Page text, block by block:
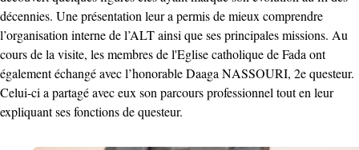
décennies. Une présentation leur a permis de mieux comprendre
l’organisation interne de l’ALT ainsi que ses principales missions. Au
cours de la visite, les membres de l'Eglise catholique de Fada ont
également échangé avec l’honorable Daaga NASSOURI, 2e questeur.
Celui-ci a partagé avec eux son parcours professionnel tout en leur
expliquant ses fonctions de questeur.